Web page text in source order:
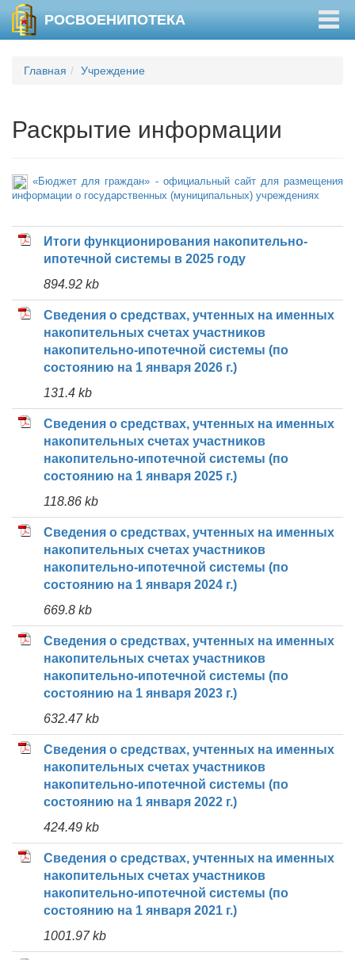
РОСВОЕНИПОТЕКА
Главная Учреждение
Раскрытие информации
«Бюджет для граждан» - официальный сайт для размещения
информации о государственных (муниципальных) учреждениях
Итоги функционирования накопительно-
ипотечной системы в 2025 году
894.92 kb
Сведения о средствах, учтенных на именных
накопительных счетах участников
накопительно-ипотечной системы (по
состоянию на 1 января 2026 г.)
131.4 kb
Сведения о средствах, учтенных на именных
накопительных счетах участников
накопительно-ипотечной системы (по
состоянию на 1 января 2025 г.)
118.86 kb
Сведения о средствах, учтенных на именных
накопительных счетах участников
накопительно-ипотечной системы (по
состоянию на 1 января 2024 г.)
669.8 kb
Сведения о средствах, учтенных на именных
накопительных счетах участников
накопительно-ипотечной системы (по
состоянию на 1 января 2023 г.)
632.47 kb
Сведения о средствах, учтенных на именных
накопительных счетах участников
накопительно-ипотечной системы (по
состоянию на 1 января 2022 г.)
424.49 kb
Сведения о средствах, учтенных на именных
накопительных счетах участников
накопительно-ипотечной системы (по
состоянию на 1 января 2021 г.)
1001.97 kb